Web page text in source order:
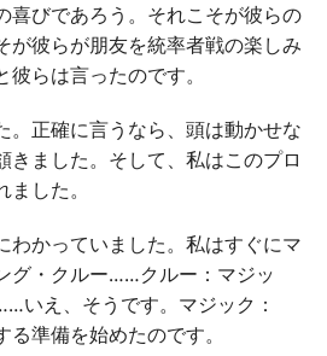
喜びであろう。それこそが彼らの
が彼らが朋友を統率者戦の楽しみ
らは言ったのです。
正確に言うなら、頭は動かせな
きました。そして、私はこのプロ
した。
かっていました。私はすぐにマ
グ・クルー……クルー：マジッ
いえ、そうです。マジック：
準備を始めたのです。